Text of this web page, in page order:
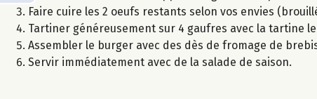
Faire cuire les 2 oeufs restants selon vos envies
Tartiner généreusement sur 4 gaufres avec la tartine
Assembler le burger avec des dès de fromage de
Servir immédiatement avec de la salade de saison.